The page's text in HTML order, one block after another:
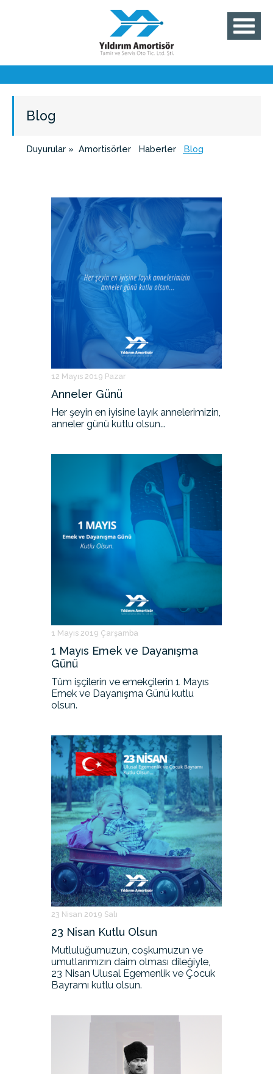
Blog
Duyurular » Amortisörler Haberler Blog
12 Mayıs 2019 Pazar
Anneler Günü
Her şeyin en iyisine layık annelerimizin,
anneler günü kutlu olsun...
1 Mayıs 2019 Çarşamba
1 Mayıs Emek ve Dayanışma
Günü
Tüm işçilerin ve emekçilerin 1 Mayıs
Emek ve Dayanışma Günü kutlu
olsun.
23 Nisan 2019 Salı
23 Nisan Kutlu Olsun
Mutluluğumuzun, coşkumuzun ve
umutlarımızın daim olması dileğiyle,
23 Nisan Ulusal Egemenlik ve Çocuk
Bayramı kutlu olsun.